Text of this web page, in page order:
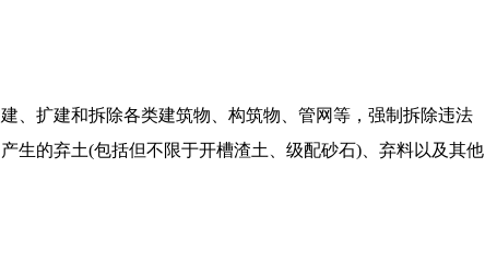
扩建和拆除各类建筑物、构筑物、管网等，强制拆除违法
生的弃土(包括但不限于开槽渣土、级配砂石)、弃料以及其他